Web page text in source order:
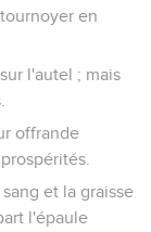
en
l'autel ; mais
offrande
et la graisse
l'épaule